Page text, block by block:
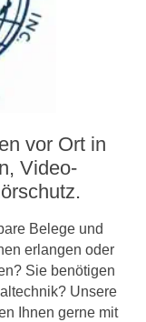
vor Ort in
Video­­
Belege und
erlangen oder
Sie benötigen
Unsere
Ihnen gerne mit